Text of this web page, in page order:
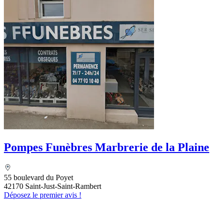
Pompes Funèbres Marbrerie de la Plaine
55 boulevard du Poyet
42170 Saint-Just-Saint-Rambert
Déposez le premier avis !